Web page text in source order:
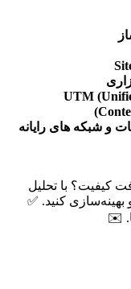
و شبکه های رایانه
کیفیت؟ با تحلیل
کنید. ✅
✉️